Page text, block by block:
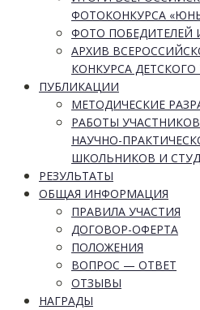
ФОТОКОНКУРСА
ФОТО ПОБЕДИТЕЛЕЙ
АРХИВ
КОНКУРСА
ПУБЛИКАЦИИ
МЕТОДИЧЕСКИЕ
РАБОТЫ
НАУЧНО-
ШКОЛЬНИКОВ И
РЕЗУЛЬТАТЫ
ОБЩАЯ ИНФОРМАЦИЯ
ПРАВИЛА УЧАСТИЯ
ДОГОВОР-ОФЕРТА
ПОЛОЖЕНИЯ
ВОПРОС — ОТВЕТ
ОТЗЫВЫ
НАГРАДЫ